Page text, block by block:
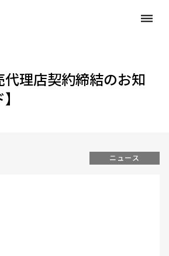
dehaze
代理店契約締結のお知
ニュース